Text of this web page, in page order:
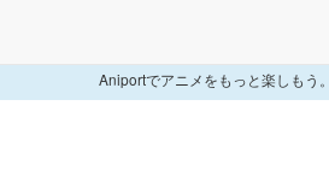
Aniportでアニメをもっと楽しもう。